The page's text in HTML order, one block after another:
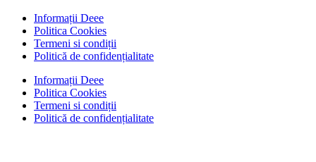
Informații Deee
Politica Cookies
Termeni si condiții
Politică de confidențialitate
Informații Deee
Politica Cookies
Termeni si condiții
Politică de confidențialitate